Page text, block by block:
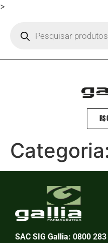
>
R$
SAC SIG Gallia: 0800